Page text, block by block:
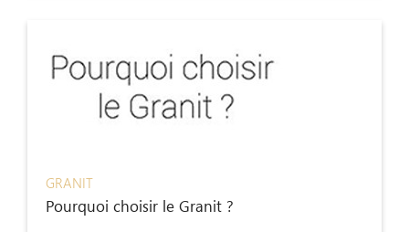
GRANIT
Pourquoi choisir le Granit ?